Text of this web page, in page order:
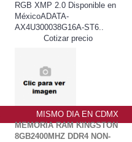
RGB XMP 2.0 Disponible en
MéxicoADATA-
AX4U300038G16A-ST6..
Cotizar precio
MISMO DIA EN CDMX
MEMORIA RAM KINGSTON
8GB2400MHZ DDR4 NON-